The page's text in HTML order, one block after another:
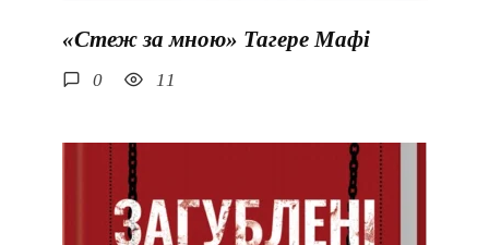
«Стеж за мною» Тагере Мафі
0 11